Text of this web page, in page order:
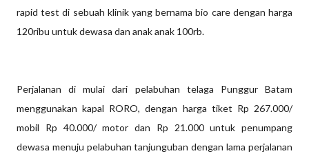
rapid test di sebuah klinik yang bernama bio care dengan harga
120ribu untuk dewasa dan anak anak 100rb.
Perjalanan di mulai dari pelabuhan telaga Punggur Batam
menggunakan kapal RORO, dengan harga tiket Rp 267.000/
mobil Rp 40.000/ motor dan Rp 21.000 untuk penumpang
dewasa menuju pelabuhan tanjunguban dengan lama perjalanan